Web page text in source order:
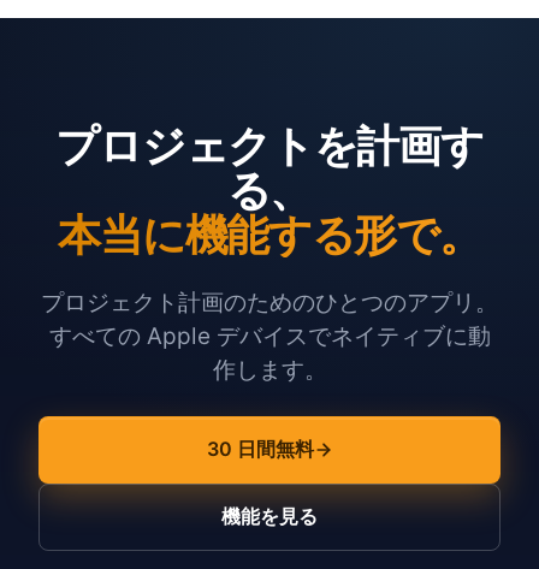
プロジェクトを計画す
る、
本当に機能する形で。
プロジェクト計画のためのひとつのアプリ。
すべての Apple デバイスでネイティブに動
作します。
30 日間無料
機能を見る